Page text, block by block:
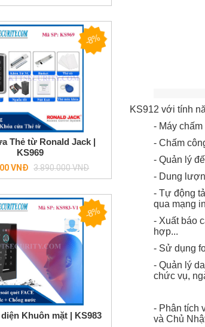
-8%
Thẻ từ Ronald Jack |
KS969
VNĐ Regular
price
3.890.000 VNĐ
-8%
Khuôn mặt | KS983
KS912 với tính
- Máy
- Chấm
- Quản lý
- Dung
- Tự động
qua mạng
- Xuất báo
hợp...
- Sử dụng
- Quản lý
chức vụ,
- Phân tích
và Chủ